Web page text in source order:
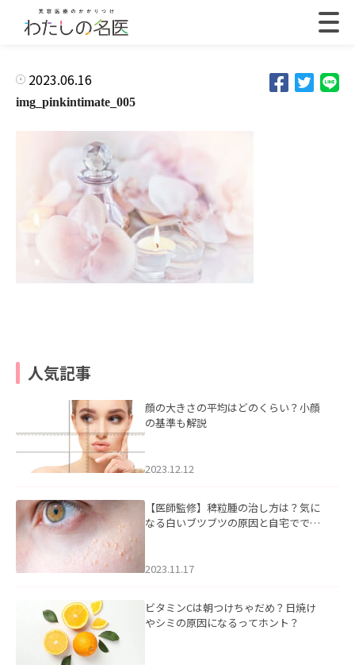
2023.06.16
img_pinkintimate_005
人気記事
顔の大きさの平均はどのくらい？小顔
の基準も解説
2023.12.12
【医師監修】稗粒腫の治し方は？気に
なる白いブツブツの原因と自宅ででき
2023.11.17
ビタミンCは朝つけちゃだめ？日焼け
やシミの原因になるってホント？